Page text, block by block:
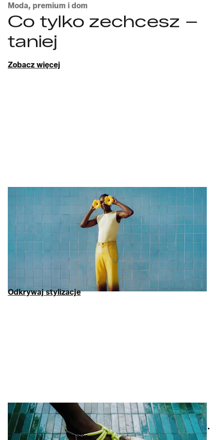
Moda, premium i dom
Co tylko zechcesz –
taniej
Zobacz więcej
Super styl bez wysiłku
To my – Twój nowy ulubionyoutlet online . Szukasz
odzieży
odzieży męskiej
, a może konkretnej
Michael Kors? Wszystkie ceny obniżyliśmy
nawet o 75% w porównaniu z ceną sugerowaną. Zero waty:
tylko marki, na których naprawdę Ci zależy, w tym
Odkrywaj stylizacje
Buty i akcesoria
Diabeł tkwi w szczegółach…